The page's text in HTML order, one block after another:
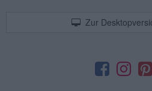
Zur